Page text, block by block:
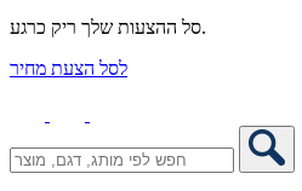
סל ההצעות שלך ריק כרגע.
לסל הצעת מחיר